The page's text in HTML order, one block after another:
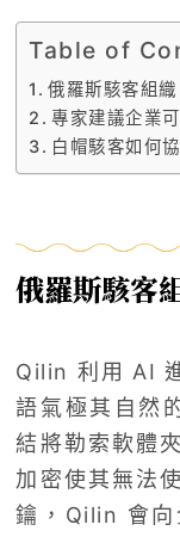
Table of
俄羅斯駭客組
專家建議企業
白帽駭客如何
俄羅斯駭客
Qilin 利用 AI
語氣極其自然
結將勒索軟體
加密使其無法
鑰，Qilin 會向